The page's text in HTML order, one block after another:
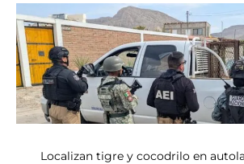
Localizan tigre y cocodrilo en